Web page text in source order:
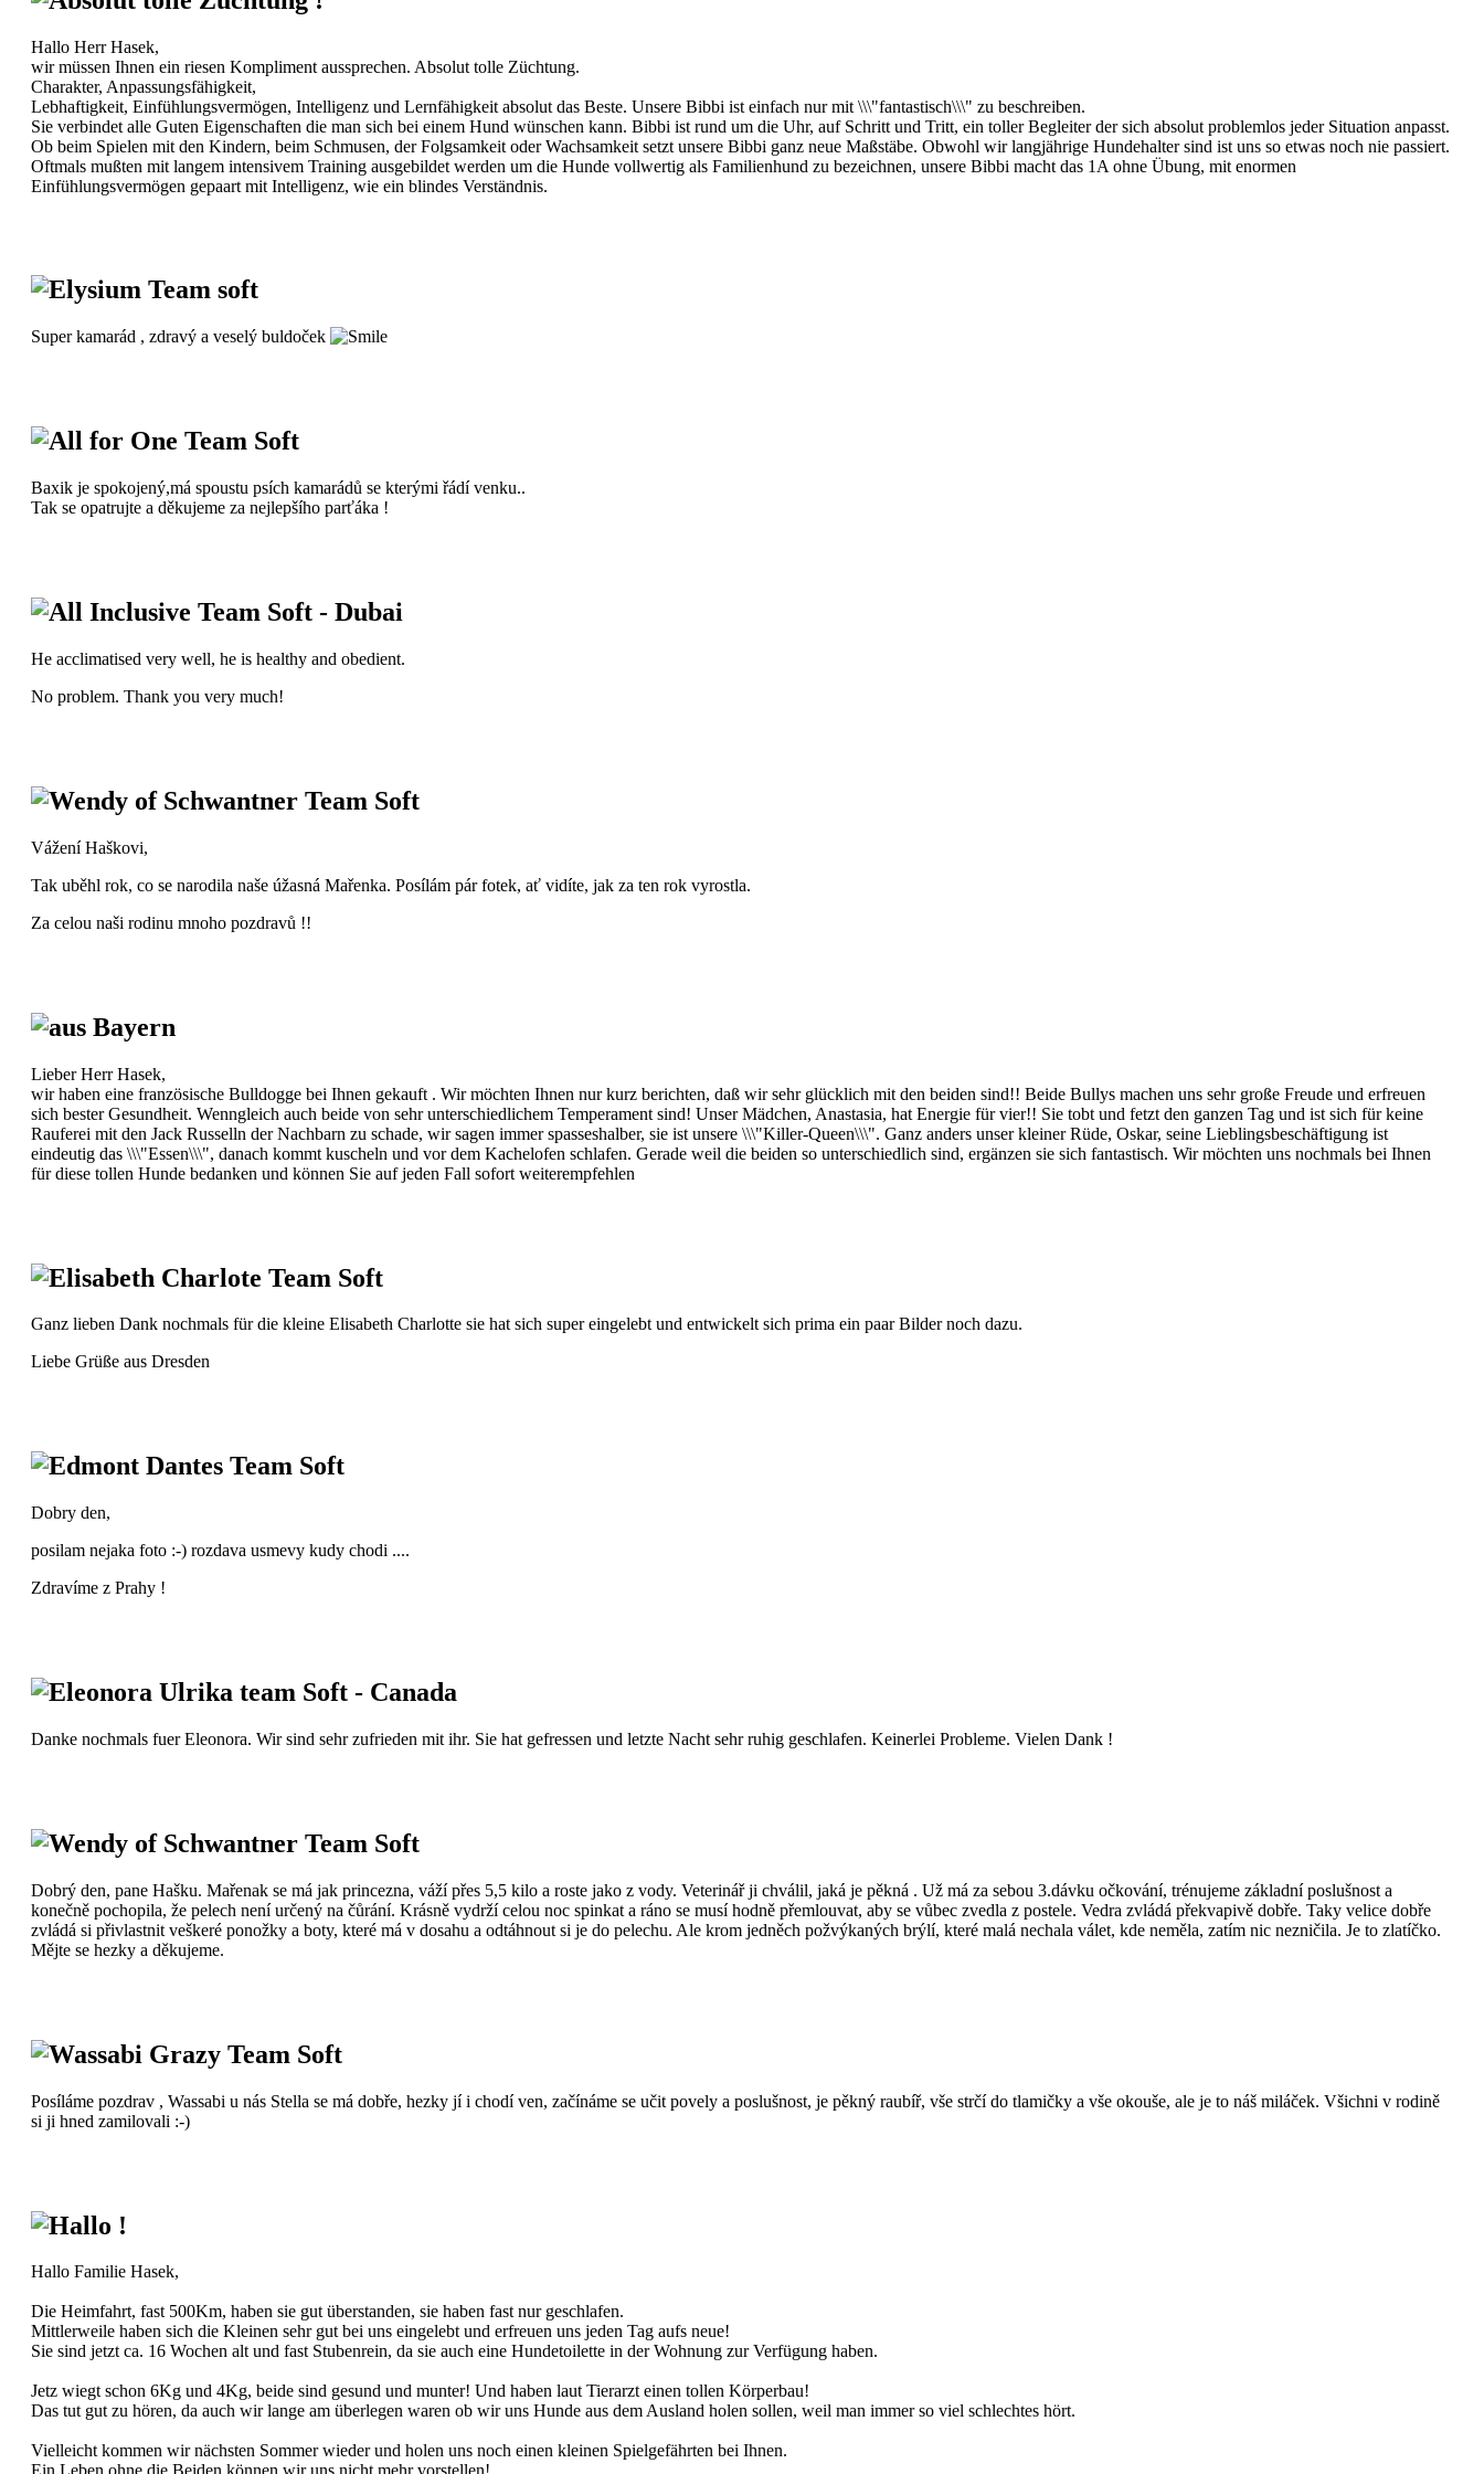
Hallo Herr Hasek,
wir müssen Ihnen ein riesen Kompliment aussprechen. Absolut tolle Züchtung.
Charakter, Anpassungsfähigkeit,
Lebhaftigkeit, Einfühlungsvermögen, Intelligenz und Lernfähigkeit absolut das Beste. Unsere Bibbi ist einfach nur mit \\\"fantastisch\\\" zu beschreiben.
Sie verbindet alle Guten Eigenschaften die man sich bei einem Hund wünschen kann. Bibbi ist rund um die Uhr, auf Schritt und Tritt, ein toller Begleiter der sich absolut problemlos jeder Situation anpasst.
Ob beim Spielen mit den Kindern, beim Schmusen, der Folgsamkeit oder Wachsamkeit setzt unsere Bibbi ganz neue Maßstäbe. Obwohl wir langjährige Hundehalter sind ist uns so etwas noch nie passiert.
Oftmals mußten mit langem intensivem Training ausgebildet werden um die Hunde vollwertig als Familienhund zu bezeichnen, unsere Bibbi macht das 1A ohne Übung, mit enormen
Einfühlungsvermögen gepaart mit Intelligenz, wie ein blindes Verständnis.
Elysium Team soft
Super kamarád , zdravý a veselý buldoček
All for One Team Soft
Baxik je spokojený,má spoustu psích kamarádů se kterými řádí venku..
Tak se opatrujte a děkujeme za nejlepšího parťáka !
All Inclusive Team Soft - Dubai
He acclimatised very well, he is healthy and obedient.
No problem. Thank you very much!
Wendy of Schwantner Team Soft
Vážení Haškovi,
Tak uběhl rok, co se narodila naše úžasná Mařenka. Posílám pár fotek, ať vidíte, jak za ten rok vyrostla.
Za celou naši rodinu mnoho pozdravů !!
aus Bayern
Lieber Herr Hasek,
wir haben eine französische Bulldogge bei Ihnen gekauft . Wir möchten Ihnen nur kurz berichten, daß wir sehr glücklich mit den beiden sind!! Beide Bullys machen uns sehr große Freude und erfreuen
sich bester Gesundheit. Wenngleich auch beide von sehr unterschiedlichem Temperament sind! Unser Mädchen, Anastasia, hat Energie für vier!! Sie tobt und fetzt den ganzen Tag und ist sich für keine
Rauferei mit den Jack Russelln der Nachbarn zu schade, wir sagen immer spasseshalber, sie ist unsere \\\"Killer-Queen\\\". Ganz anders unser kleiner Rüde, Oskar, seine Lieblingsbeschäftigung ist
eindeutig das \\\"Essen\\\", danach kommt kuscheln und vor dem Kachelofen schlafen. Gerade weil die beiden so unterschiedlich sind, ergänzen sie sich fantastisch. Wir möchten uns nochmals bei Ihnen
für diese tollen Hunde bedanken und können Sie auf jeden Fall sofort weiterempfehlen
Elisabeth Charlote Team Soft
Ganz lieben Dank nochmals für die kleine Elisabeth Charlotte sie hat sich super eingelebt und entwickelt sich prima ein paar Bilder noch dazu.
Liebe Grüße aus Dresden
Edmont Dantes Team Soft
Dobry den,
posilam nejaka foto :-) rozdava usmevy kudy chodi ....
Zdravíme z Prahy !
Eleonora Ulrika team Soft - Canada
Danke nochmals fuer Eleonora. Wir sind sehr zufrieden mit ihr. Sie hat gefressen und letzte Nacht sehr ruhig geschlafen. Keinerlei Probleme. Vielen Dank !
Wendy of Schwantner Team Soft
Dobrý den, pane Hašku. Mařenak se má jak princezna, váží přes 5,5 kilo a roste jako z vody. Veterinář ji chválil, jaká je pěkná . Už má za sebou 3.dávku očkování, trénujeme základní poslušnost a
konečně pochopila, že pelech není určený na čůrání. Krásně vydrží celou noc spinkat a ráno se musí hodně přemlouvat, aby se vůbec zvedla z postele. Vedra zvládá překvapivě dobře. Taky velice dobře
zvládá si přivlastnit veškeré ponožky a boty, které má v dosahu a odtáhnout si je do pelechu. Ale krom jedněch požvýkaných brýlí, které malá nechala válet, kde neměla, zatím nic nezničila. Je to zlatíčko.
Mějte se hezky a děkujeme.
Wassabi Grazy Team Soft
Posíláme pozdrav , Wassabi u nás Stella se má dobře, hezky jí i chodí ven, začínáme se učit povely a poslušnost, je pěkný raubíř, vše strčí do tlamičky a vše okouše, ale je to náš miláček. Všichni v rodině
si ji hned zamilovali :-)
Hallo !
Hallo Familie Hasek,
Die Heimfahrt, fast 500Km, haben sie gut überstanden, sie haben fast nur geschlafen.
Mittlerweile haben sich die Kleinen sehr gut bei uns eingelebt und erfreuen uns jeden Tag aufs neue!
Sie sind jetzt ca. 16 Wochen alt und fast Stubenrein, da sie auch eine Hundetoilette in der Wohnung zur Verfügung haben.
Jetz wiegt schon 6Kg und 4Kg, beide sind gesund und munter! Und haben laut Tierarzt einen tollen Körperbau!
Das tut gut zu hören, da auch wir lange am überlegen waren ob wir uns Hunde aus dem Ausland holen sollen, weil man immer so viel schlechtes hört.
Vielleicht kommen wir nächsten Sommer wieder und holen uns noch einen kleinen Spielgefährten bei Ihnen.